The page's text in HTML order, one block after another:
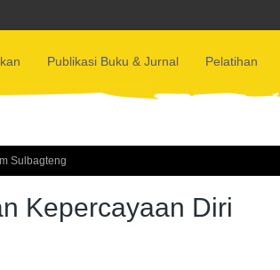
Publikasi Buku & Jurnal Pelatihan
Sulbagteng
Kepercayaan Diri